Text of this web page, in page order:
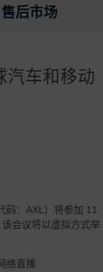
售后市场
汽车和移动
码：AXL）将参加 11
会议将以虚拟方式举
络直播